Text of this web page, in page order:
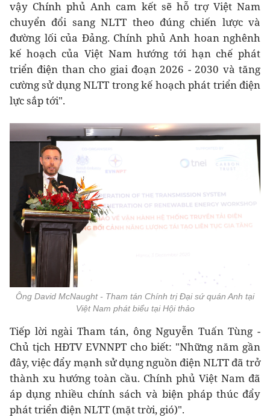
vậy Chính phủ Anh cam kết sẽ hỗ trợ Việt Nam
chuyển đổi sang NLTT theo đúng chiến lược và
đường lối của Đảng. Chính phủ Anh hoan nghênh
kế hoạch của Việt Nam hướng tới hạn chế phát
triển điện than cho giai đoạn 2026 - 2030 và tăng
cường sử dụng NLTT trong kế hoạch phát triển điện
lực sắp tới".
Ông David McNaught - Tham tán Chính trị Đại sứ quán Anh tại
Việt Nam phát biểu tại Hội thảo
Tiếp lời ngài Tham tán, ông Nguyễn Tuấn Tùng -
Chủ tịch HĐTV EVNNPT cho biết: "Những năm gần
đây, việc đẩy mạnh sử dụng nguồn điện NLTT đã trở
thành xu hướng toàn cầu. Chính phủ Việt Nam đã
áp dụng nhiều chính sách và biện pháp thúc đẩy
phát triển điện NLTT (mặt trời, gió)".